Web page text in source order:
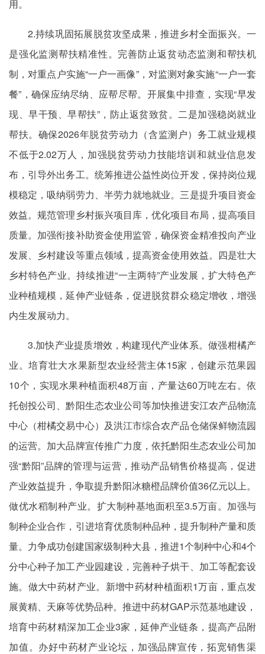
用。
2.持续巩固拓展脱贫攻坚成果，推进乡村全面振兴。一
是强化监测帮扶精准性。完善防止返贫动态监测和帮扶机
制，对重点户实施“一户一画像”，对监测对象实施“一户一套
餐”，确保应纳尽纳、应帮尽帮。开展集中排查，实现“早发
现、早干预、早帮扶”，防止返贫致贫。二是加强稳岗就业
帮扶。确保2026年脱贫劳动力（含监测户）务工就业规模
不低于2.02万人，加强脱贫劳动力技能培训和就业信息发
布，引导外出务工。统筹推进公益性岗位开发，保持岗位规
模稳定，吸纳弱劳力、半劳力就地就业。三是提升项目资金
效益。规范管理乡村振兴项目库，优化项目布局，提高项目
质量。加强衔接补助资金使用监管，确保资金精准投向产业
发展、乡村建设等重点领域，提高资金使用效益。四是壮大
乡村特色产业。持续推进“一主两特”产业发展，扩大特色产
业种植规模，延伸产业链条，促进脱贫群众稳定增收，增强
内生发展动力。
3.加快产业提质增效，构建现代产业体系。做强柑橘产
业。培育壮大水果新型农业经营主体15家，创建示范果园
10个，实现水果种植面积48万亩，产量达60万吨左右。依
托创投公司、黔阳生态农业公司等加快推进安江农产品物流
中心（柑橘交易中心）及洪江市综合农产品仓储保鲜物流园
的运营。加大品牌宣传推广力度，依托黔阳生态农业公司加
强“黔阳”品牌的管理与运营，推动产品销售价格提高，促进
产业效益提升，争取提升黔阳冰糖橙品牌价值36亿元以上。
做优水稻制种产业。扩大制种基地面积至3.5万亩。加强与
制种企业合作，引进培育优质制种品种，提升制种产量和质
量。力争成功创建国家级制种大县，推进1个制种中心和4个
分中心种子加工产业园建设，完善种子烘干、加工等配套设
施。做大中药材产业。新增中药材种植面积1万亩，重点发
展黄精、天麻等优势品种。推进中药材GAP示范基地建设，
培育中药材精深加工企业3家，延伸产业链条，提高产品附
加值。办好中药材产业论坛，加强品牌宣传，拓宽销售渠